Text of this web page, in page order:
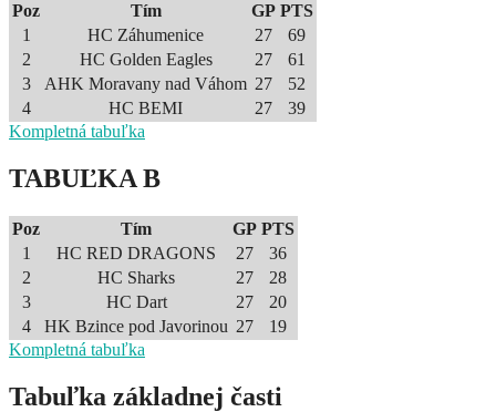
Poz Tím GP PTS
1
HC Záhumenice 27
69
2
HC Golden Eagles 27
61
3
AHK Moravany nad Váhom 27
52
4
HC BEMI 27
39
Kompletná tabuľka
TABUĽKA B
Poz Tím GP PTS
1
HC RED DRAGONS 27
36
2
HC Sharks 27
28
3
HC Dart 27
20
4
HK Bzince pod Javorinou 27
19
Kompletná tabuľka
Tabuľka základnej časti